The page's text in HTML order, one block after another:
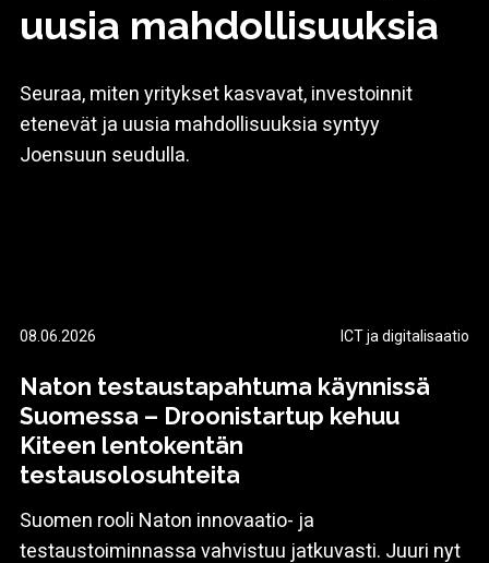
uusia mahdollisuuksia
Seuraa, miten yritykset kasvavat, investoinnit
etenevät ja uusia mahdollisuuksia syntyy
Joensuun seudulla.
08.06.2026 ICT ja digitalisaatio
Naton testaustapahtuma käynnissä
Suomessa – Droonistartup kehuu
Kiteen lentokentän
testausolosuhteita
Suomen rooli Naton innovaatio- ja
testaustoiminnassa vahvistuu jatkuvasti. Juuri nyt